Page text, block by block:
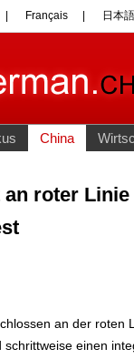
an roter
an der roten
schrittweise einen